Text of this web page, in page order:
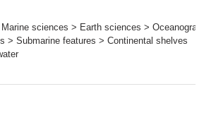
sciences > Earth sciences >
> Submarine features > Continental shelves